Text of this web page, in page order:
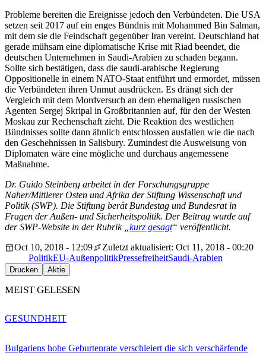
Probleme bereiten die Ereignisse jedoch den Verbündeten. Die USA
setzen seit 2017 auf ein enges Bündnis mit Mohammed Bin Salman,
mit dem sie die Feindschaft gegenüber Iran ver­eint. Deutschland hat
gerade mühsam eine diplomatische Krise mit Riad beendet, die
deutschen Unternehmen in Saudi-Arabien zu schaden begann.
Sollte sich bestätigen, dass die saudi-arabische Regierung
Oppositionelle in einem NATO-Staat entführt und ermordet, müssen
die Verbündeten ihren Unmut ausdrücken. Es drängt sich der
Vergleich mit dem Mord­versuch an dem ehemaligen russischen
Agenten Sergej Skripal in Großbritannien auf, für den der Westen
Moskau zur Rechenschaft zieht. Die Reaktion des westlichen
Bündnisses sollte dann ähnlich entschlossen ausfallen wie die nach
den Geschehnissen in Salisbury. Zumindest die Ausweisung von
Diplomaten wäre eine mögliche und durchaus angemessene
Maßnahme.
Dr. Guido Steinberg arbeitet in der Forschungsgruppe
Naher/Mittlerer Osten und Afrika der Stiftung Wissenschaft und
Politik (SWP). Die Stiftung berät Bundestag und Bundesrat in
Fragen der Außen- und Sicherheitspolitik. Der Beitrag wurde auf
der SWP-Website in der Rubrik „ kurz gesagt“ veröffentlicht.
Oct 10, 2018 - 12:09
Zuletzt aktualisiert: Oct 11, 2018 - 00:20
PolitikEU-AußenpolitikPressefreiheitSaudi-Arabien
Drucken Aktie
MEIST GELESEN
Bulgariens hohe Geburtenrate verschleiert die sich verschärfende
GESUNDHEIT